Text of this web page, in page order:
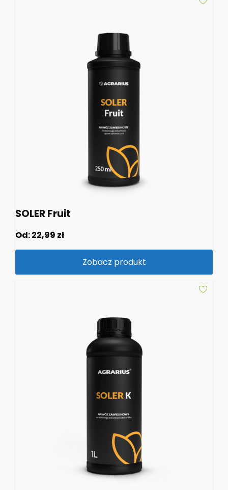
SOLER Fruit
Od:22,99 zł
Zobacz produkt